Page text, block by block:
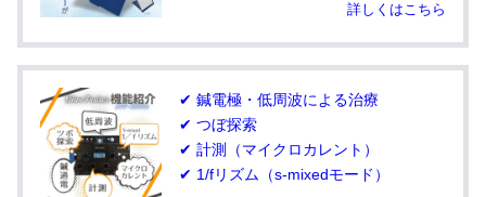
詳しくはこちら
✔ 鍼電極・低周波による治療
✔ つぼ探索
✔ 計測（マイクロカレント）
✔ 1/fリズム（s-mixedモード）